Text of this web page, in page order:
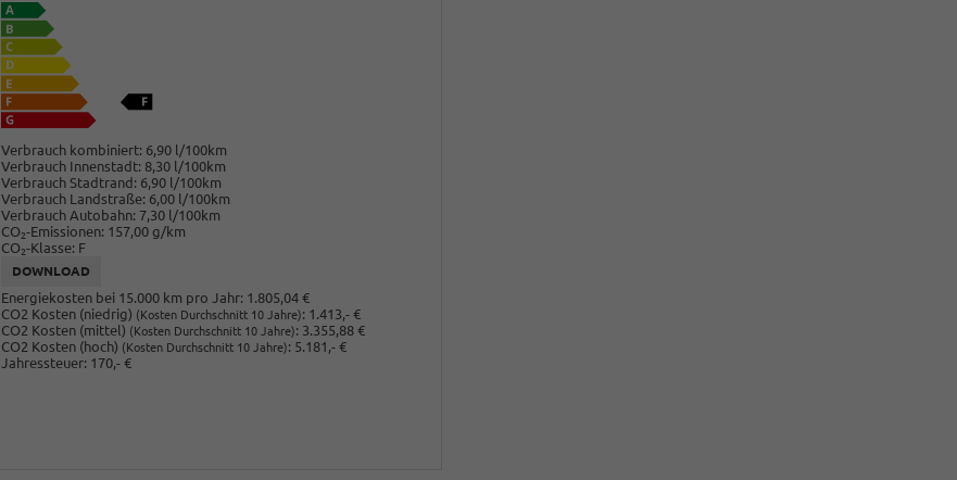
Verbrauch kombiniert: 6,90 l/100km
Verbrauch Innenstadt: 8,30 l/100km
Verbrauch Stadtrand: 6,90 l/100km
Verbrauch Landstraße: 6,00 l/100km
Verbrauch Autobahn: 7,30 l/100km
CO2-Emissionen: 157,00 g/km
CO2-Klasse: F
DOWNLOAD
Energiekosten bei 15.000 km pro Jahr: 1.805,04 €
CO2 Kosten (niedrig) (Kosten Durchschnitt 10 Jahre): 1.413,- €
CO2 Kosten (mittel) (Kosten Durchschnitt 10 Jahre): 3.355,88 €
CO2 Kosten (hoch) (Kosten Durchschnitt 10 Jahre): 5.181,- €
Jahressteuer: 170,- €